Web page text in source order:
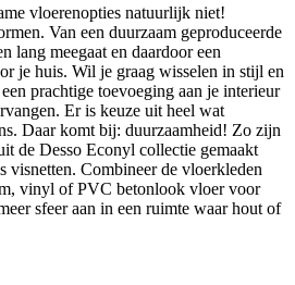
vloerenopties natuurlijk niet!
Van een duurzaam geproduceerde
lang meegaat en daardoor een
je huis. Wil je graag wisselen in stijl en
prachtige toevoeging aan je interieur
Er is keuze uit heel wat
Daar komt bij: duurzaamheid! Zo zijn
de Desso Econyl collectie gemaakt
visnetten. Combineer de vloerkleden
vinyl of PVC betonlook vloer voor
sfeer aan in een ruimte waar hout of